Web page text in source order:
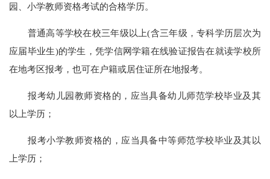
园、小学教师资格考试的合格学历。
普通高等学校在校三年级以上(含三年级，专科学历层次为
应届毕业生)的学生，凭学信网学籍在线验证报告在就读学校所
在地考区报考，也可在户籍或居住证所在地报考。
报考幼儿园教师资格的，应当具备幼儿师范学校毕业及其
以上学历；
报考小学教师资格的，应当具备中等师范学校毕业及其以
上学历；